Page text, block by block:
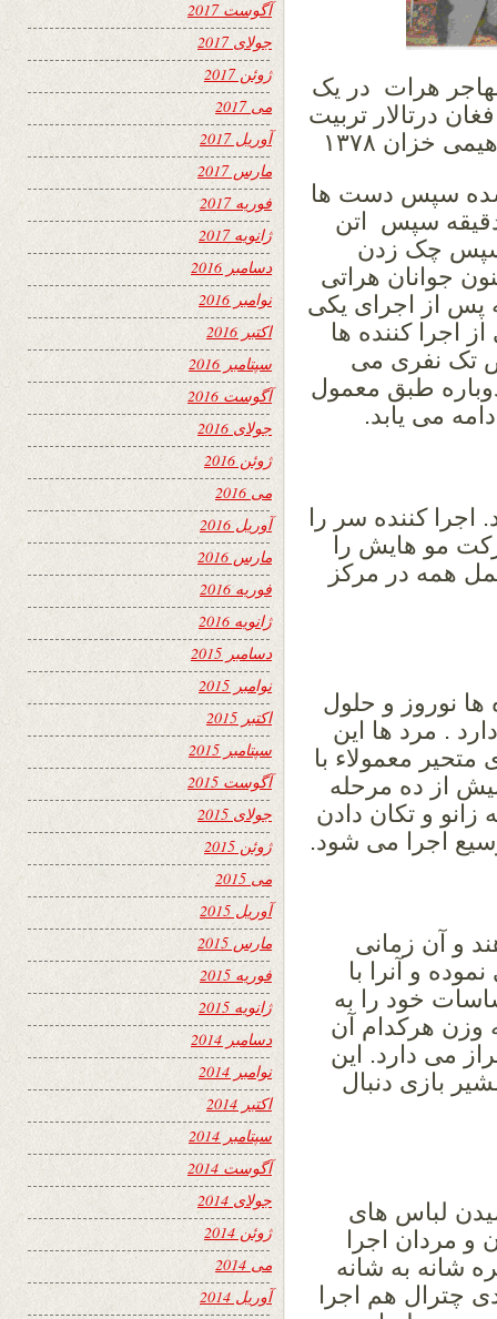
هرات در یک
درتالار تربیت
خزان ۱۳۷۸
شده سپس دست ها
دقیقه سپس اتن
سپس چک زدن
جوانان هراتی
پس از اجرای یکی
اجرا کننده ها
تک نفری می
طبق معمول
می یابد.
اجرا کننده سر را
مو هایش را
همه در مرکز
ها نوروز و حلول
. مرد ها این
معمولاء با
از ده مرحله
و تکان دادن
اجرا می شود.
و آن زمانی
و آنرا با
خود را به
وزن هرکدام آن
می دارد. این
بازی دنبال
لباس های
و مردان اجرا
شانه به شانه
چترال هم اجرا
آگوست 2017
جولای 2017
ژوئن 2017
می 2017
آوریل 2017
مارس 2017
فوریه 2017
ژانویه 2017
دسامبر 2016
نوامبر 2016
اکتبر 2016
سپتامبر 2016
آگوست 2016
جولای 2016
ژوئن 2016
می 2016
آوریل 2016
مارس 2016
فوریه 2016
ژانویه 2016
دسامبر 2015
نوامبر 2015
اکتبر 2015
سپتامبر 2015
آگوست 2015
جولای 2015
ژوئن 2015
می 2015
آوریل 2015
مارس 2015
فوریه 2015
ژانویه 2015
دسامبر 2014
نوامبر 2014
اکتبر 2014
سپتامبر 2014
آگوست 2014
جولای 2014
ژوئن 2014
می 2014
آوریل 2014